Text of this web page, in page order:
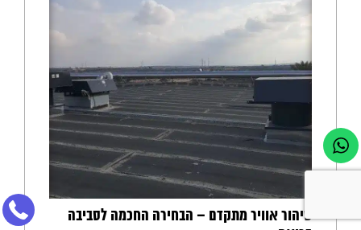
טיהור אוויר מתקדם – הבחירה החכמה לסביבה